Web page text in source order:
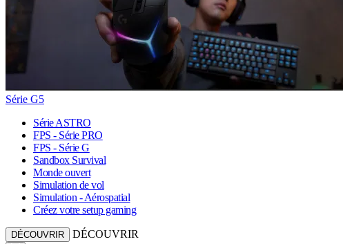
Série G5
Série ASTRO
FPS - Série PRO
FPS - Série G
Sandbox Survival
Monde ouvert
Simulation de vol
Simulation - Aérospatial
Créez votre setup gaming
DÉCOUVRIR DÉCOUVRIR